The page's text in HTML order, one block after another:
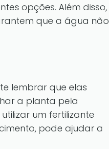
opções. Além disso,
que a água não
lembrar que elas
a planta pela
um fertilizante
pode ajudar a